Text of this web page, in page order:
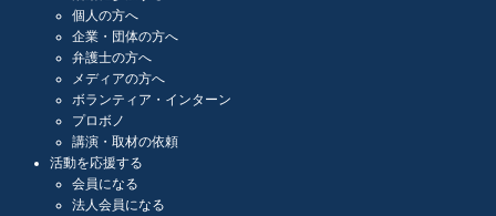
個人の方へ
企業・団体の方へ
弁護士の方へ
メディアの方へ
ボランティア・インターン
プロボノ
講演・取材の依頼
活動を応援する
会員になる
法人会員になる